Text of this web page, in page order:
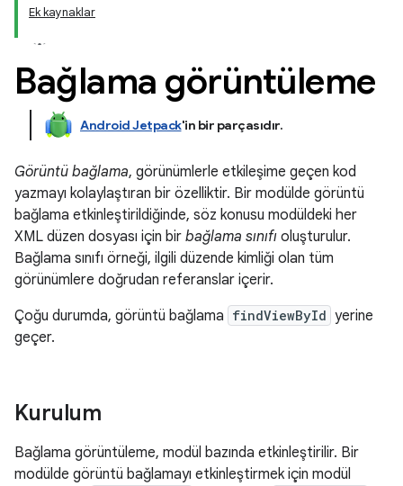
Ek kaynaklar
Bağlama görüntüleme
Android Jetpack'in bir parçasıdır.
Görüntü bağlama, görünümlerle etkileşime geçen kod
yazmayı kolaylaştıran bir özelliktir. Bir modülde görüntü
bağlama etkinleştirildiğinde, söz konusu modüldeki her
XML düzen dosyası için bir bağlama sınıfı oluşturulur.
Bağlama sınıfı örneği, ilgili düzende kimliği olan tüm
görünümlere doğrudan referanslar içerir.
Çoğu durumda, görüntü bağlama findViewById yerine
geçer.
Kurulum
Bağlama görüntüleme, modül bazında etkinleştirilir. Bir
modülde görüntü bağlamayı etkinleştirmek için modül